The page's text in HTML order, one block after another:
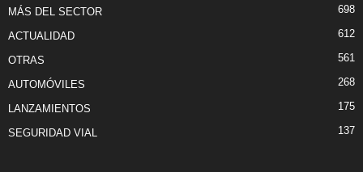
MÁS DEL SECTOR 698
ACTUALIDAD 612
OTRAS 561
AUTOMÓVILES 268
LANZAMIENTOS 175
SEGURIDAD VIAL 137